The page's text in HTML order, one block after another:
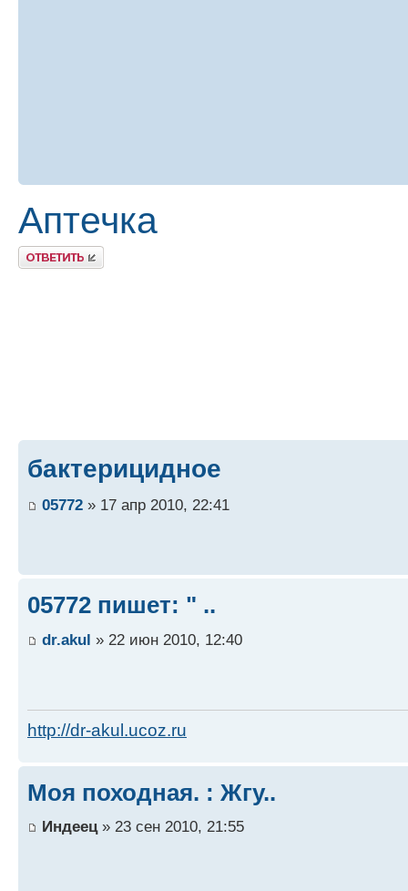
Аптечка
Ответить
бактерицидное
05772 » 17 апр 2010, 22:41
05772 пишет: " ..
dr.akul » 22 июн 2010, 12:40
http://dr-akul.ucoz.ru
Моя походная. : Жгу..
Индеец» 23 сен 2010, 21:55